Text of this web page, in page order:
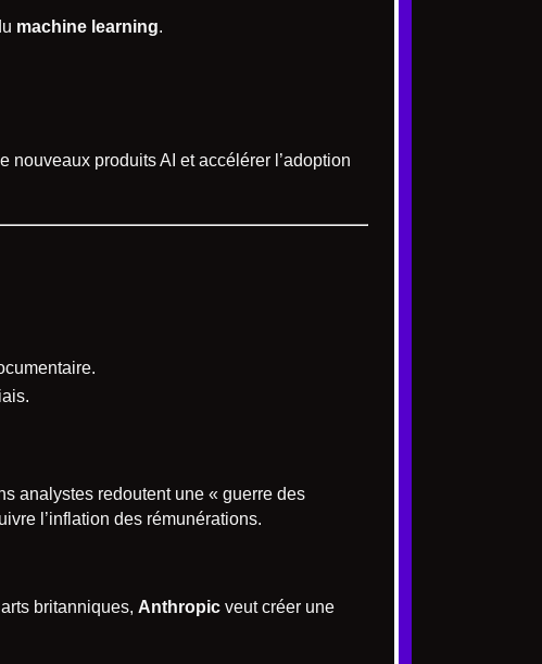
machine learning.
nouveaux produits AI et accélérer l’adoption
analystes redoutent une « guerre des
l’inflation des rémunérations.
britanniques, Anthropic veut créer une